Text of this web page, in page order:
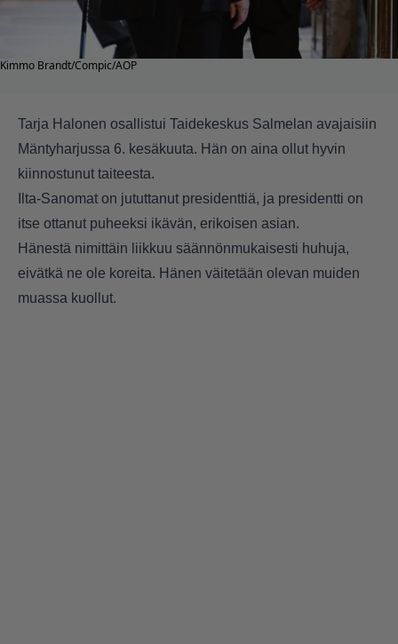
Kimmo Brandt/Compic/AOP
Tarja Halonen osallistui Taidekeskus Salmelan avajaisiin
Mäntyharjussa 6. kesäkuuta. Hän on aina ollut hyvin
kiinnostunut taiteesta.
Ilta-Sanomat on jututtanut presidenttiä, ja presidentti on
itse ottanut puheeksi ikävän, erikoisen asian.
Hänestä nimittäin liikkuu säännönmukaisesti huhuja,
eivätkä ne ole koreita. Hänen väitetään olevan muiden
muassa kuollut.